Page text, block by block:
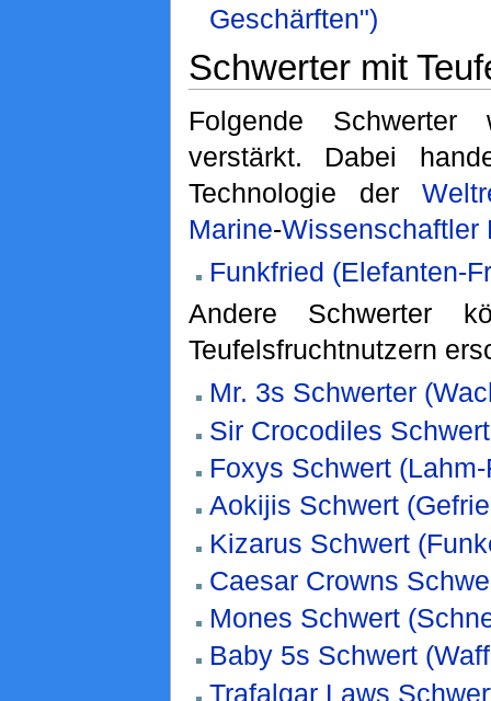
Geschärften")
Schwerter mit
Folgende
verstärkt. Dabei
Technologie der
Marine-Wissenschaftler
Funkfried (Elefanten-
Andere Schwerter
Teufelsfruchtnutzern
Mr. 3s Schwerter
Sir Crocodiles
Foxys Schwert
Aokijis Schwert
Kizarus Schwert
Caesar Crowns
Mones Schwert
Baby 5s Schwert
Trafalgar Laws